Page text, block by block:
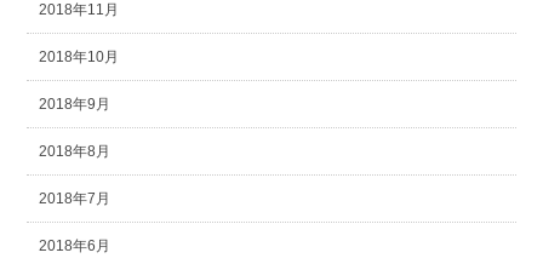
2018年11月
2018年10月
2018年9月
2018年8月
2018年7月
2018年6月